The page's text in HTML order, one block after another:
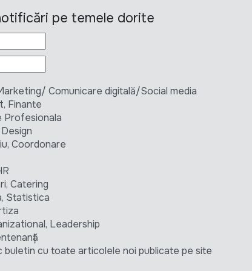
pe temele dorite
Comunicare digitală/Social media
Finante
Profesionala
Coordonare
Catering
Statistica
Leadership
buletin cu toate articolele noi publicate pe site